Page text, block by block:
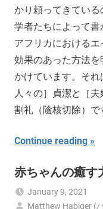
かり頼ってきてい
学者たちによって書
アフリカにおける
効果のあった方法
かけています。そ
人々の］貞潔と［
割礼（陰核切除）で
Continue reading
赤ちゃんの癒す
January 9, 2021
Matthew Habiger (